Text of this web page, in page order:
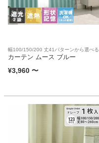
幅100/150/200 丈41パターンから選べる
カーテン ムース ブルー
¥3,960 〜